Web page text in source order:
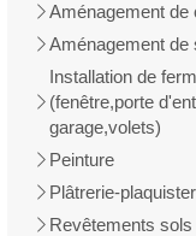
Aménagement de
Aménagement de
Installation de
(fenêtre,porte
garage,volets)
Peinture
Plâtrerie-
Revêtements